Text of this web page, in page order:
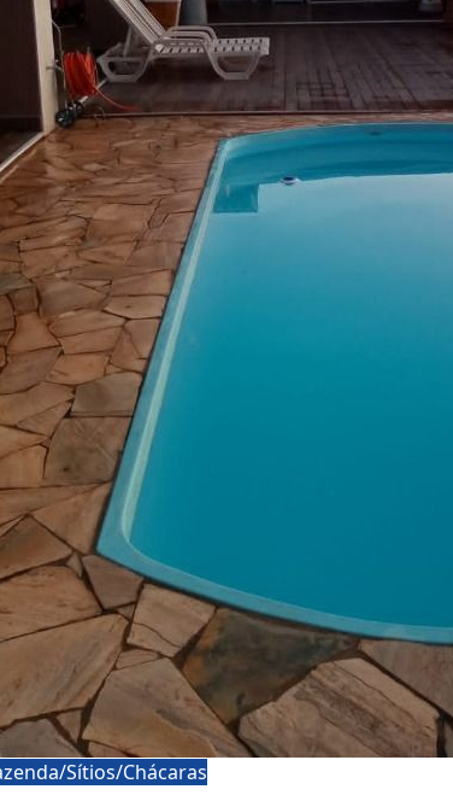
Sítios/Chácaras